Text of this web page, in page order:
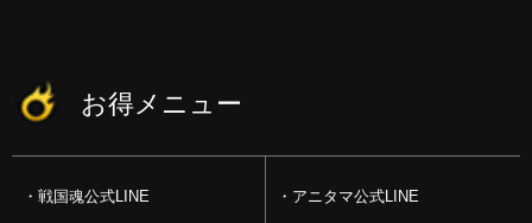
お得メニュー
戦国魂公式LINE アニタマ公式LINE